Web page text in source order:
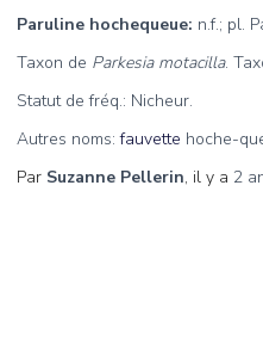
Paruline hochequeue: n.f.; pl.
Taxon de Parkesia motacilla.
Statut de fréq.: Nicheur.
Autres noms:fauvette hoche-
Par Suzanne Pellerin, il y a 2